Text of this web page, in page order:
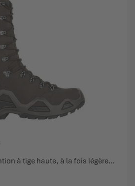
Une botte d’intervention à tige haute, à la fois légère et résistante.